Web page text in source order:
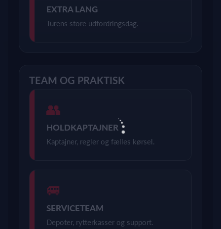
EXTRA LANG
Turens store udfordringsdag.
TEAM OG PRAKTISK
👥
HOLDKAPTAJNER
Kaptajner, regler og fælles kørsel.
🚐
SERVICETEAM
Depoter, rytterkasser og support.